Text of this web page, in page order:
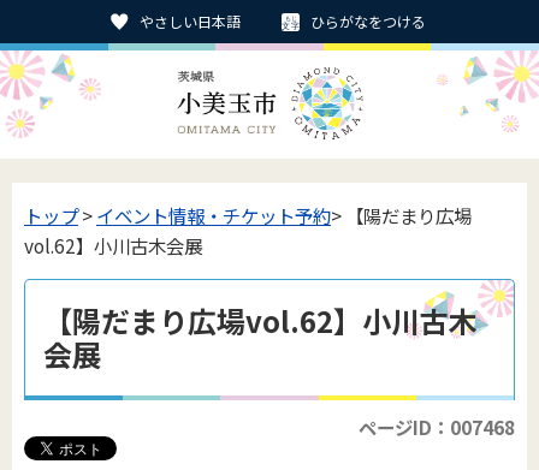
やさしい日本語 ひらがなをつける
トップ>イベント情報・チケット予約> 【陽だまり広場
vol.62】小川古木会展
【陽だまり広場vol.62】小川古木
会展
ページID：007468